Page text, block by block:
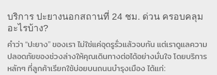
บริการ ปะยางนอกสถานที่ 24 ชม. ด่วน ครอบคลุม
อะไรบ้าง?
คำว่า “ปะยาง” ของเรา ไม่ใช่แค่อุดรูรั่วแล้วจบกัน แต่เราดูแลความ
ปลอดภัยของช่วงล่างให้คุณเดินทางต่อได้อย่างมั่นใจ โดยบริการ
หลักๆ ที่ลูกค้าเรียกใช้บ่อยบนถนนบำรุงเมือง ได้แก่: